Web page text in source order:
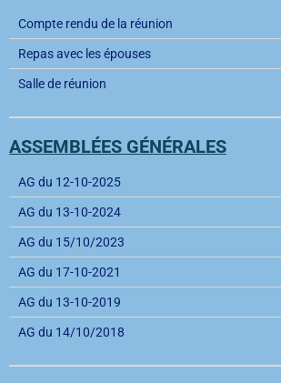
Compte rendu de la réunion
Repas avec les épouses
Salle de réunion
ASSEMBLÉES GÉNÉRALES
AG du 12-10-2025
AG du 13-10-2024
AG du 15/10/2023
AG du 17-10-2021
AG du 13-10-2019
AG du 14/10/2018